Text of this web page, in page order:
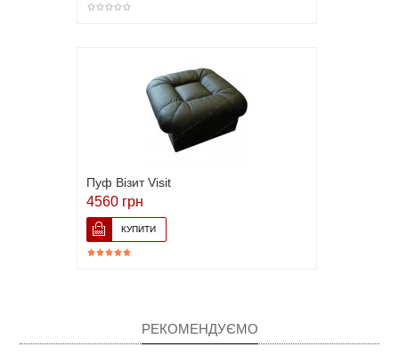
Пуф Візит Visit
4560 грн
РЕКОМЕНДУЄМО